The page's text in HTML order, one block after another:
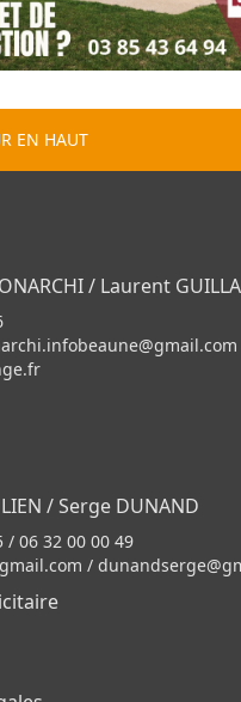
EN HAUT
/ Laurent
/ Serge DUNAND
/ 06 32 00 00 49
/